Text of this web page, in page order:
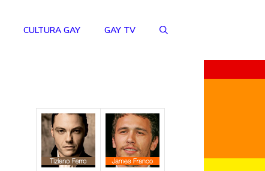
CULTURA GAY GAY TV